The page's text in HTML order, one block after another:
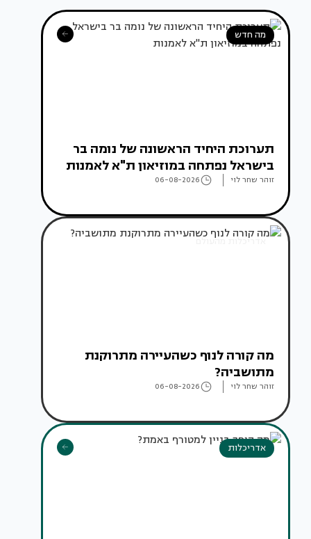
מה חדש
תערוכת היחיד הראשונה של נומה בר
בישראל נפתחה במוזיאון ת"א לאמנות
זוהר שחר לוי 06-08-2026
אדריכלות מהעולם
מה קורה לנוף כשהעיירה מתרוקנת
מתושביה?
זוהר שחר לוי 06-08-2026
אדריכלות